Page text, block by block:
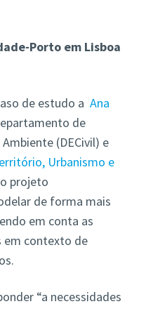
Porto em Lisboa
de estudo a Ana
de
(DECivil) e
Urbanismo e
projeto
de forma mais
em conta as
em contexto de
“a necessidades